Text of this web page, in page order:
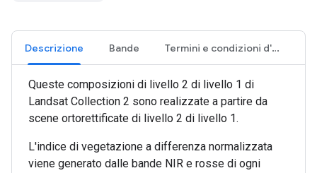
Descrizione Bande Termini e condizioni d'uso
Queste composizioni di livello 2 di livello 1 di
Landsat Collection 2 sono realizzate a partire da
scene ortorettificate di livello 2 di livello 1.
L'indice di vegetazione a differenza normalizzata
viene generato dalle bande NIR e rosse di ogni